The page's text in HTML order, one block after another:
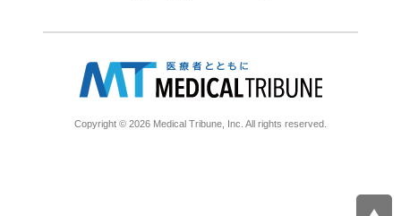
Copyright © 2026 Medical Tribune, Inc. All rights reserved.